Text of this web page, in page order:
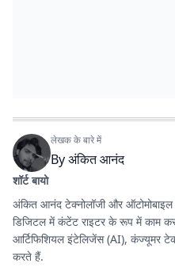
लेखक के बारे में
Byअंकित आनंद
शॉर्ट बायो
अंकित आनंद टेक्नोलॉजी और ऑटोमोबाइल
डिजिटल में कंटेंट राइटर के रूप में काम कर
आर्टिफिशियल इंटेलिजेंस (AI), कंज्यूमर
करते हैं.